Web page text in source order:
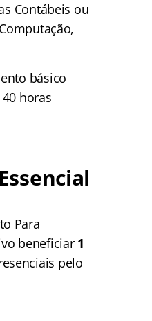
Contábeis ou
básico
horas
Para
beneficiar 1
pelo